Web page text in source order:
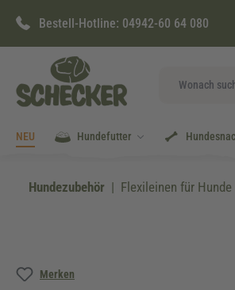
Zur Hauptnavigation springen
Bestell-Hotline: 04942-60 64 080
NEU Hundefutter
Hundezubehör Flexileinen für Hunde
Merken
Bildergalerie überspringen